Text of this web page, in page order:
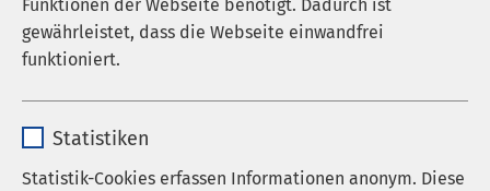
Funktionen der Webseite benötigt. Dadurch ist
gewährleistet, dass die Webseite einwandfrei
funktioniert.
Anbieter sgalinski
Statistiken
Statistik-Cookies erfassen Informationen anonym. Diese